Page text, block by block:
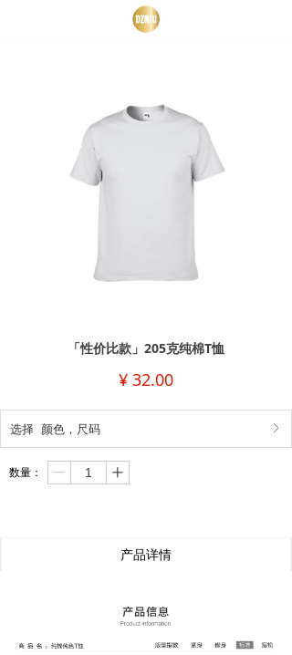
¥ 32.00
「性价比款」205克纯棉T恤
产品详情
ꁕ
选择 颜色 ， 尺码
数量： ꄷ ꄸ